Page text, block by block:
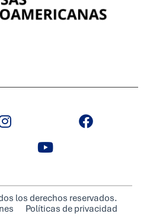
los derechos reservados.
Políticas de privacidad